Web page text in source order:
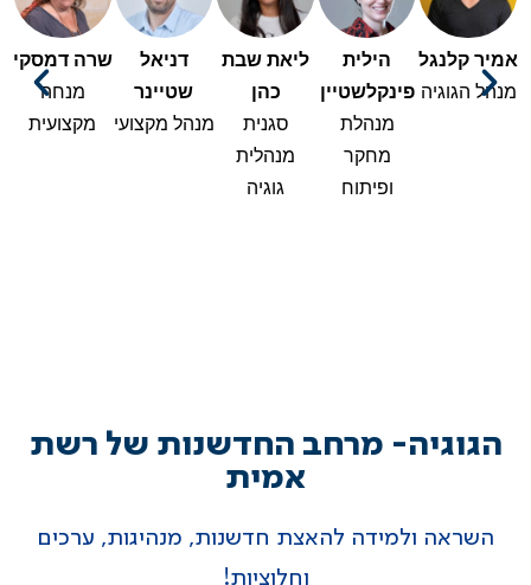
אמיר קלנגל
מנהל הגוגיה
הילית
פינקלשטיין
מנהלת
מחקר
ופיתוח
ליאת שבת
כהן
סגנית
מנהלית
גוגיה
דניאל
שטיינר
מנהל מקצועי
שרה דמסקי
מנחה
מקצועית
הגוגיה- מרחב החדשנות של רשת
אמית
השראה ולמידה להאצת חדשנות, מנהיגות, ערכים
וחלוציות!